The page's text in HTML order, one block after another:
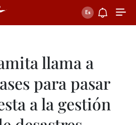
llama a
para pasar
a la gestión